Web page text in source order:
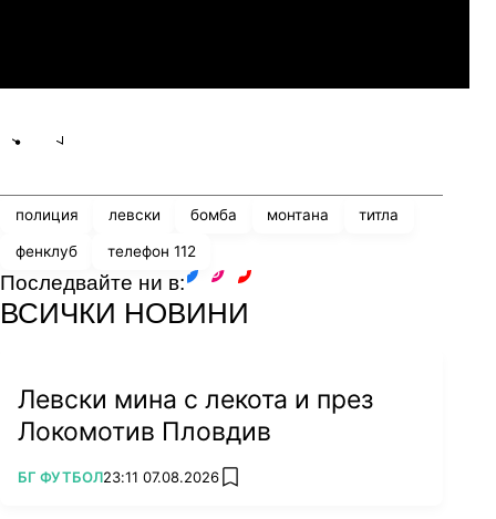
полиция левски бомба монтана титла
фенклуб телефон 112
Последвайте ни в:
ВСИЧКИ НОВИНИ
Левски мина с лекота и през
Локомотив Пловдив
ПОВЕЧЕ ОТ
БГ ФУТБОЛ23:11 07.08.2026 add favorites